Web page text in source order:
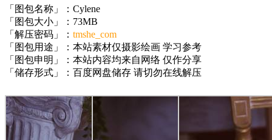
「图包名称」：Cylene
「图包大小」：73MB
「解压密码」： tmshe_com
「图包用途」：本站素材仅摄影绘画 学习参考
「图包申明」：本站内容均来自网络 仅作分享
「储存形式」：百度网盘储存 请切勿在线解压